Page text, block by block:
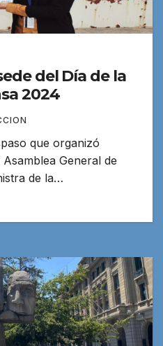
del Día de la
2024
que organizó
General de
de la…